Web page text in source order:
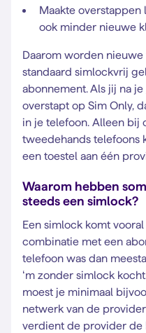
Maakte
ook minder nieuwe
Daarom worden
standaard simlockvrij
abonnement. Als jij na je
overstapt op Sim Only,
in je telefoon. Alleen bij
tweedehands telefoons
een toestel aan één
Waarom hebben
steeds een simlock?
Een simlock komt
combinatie met een
telefoon was dan
‘m zonder simlock
moest je minimaal
netwerk van de
verdient de provider